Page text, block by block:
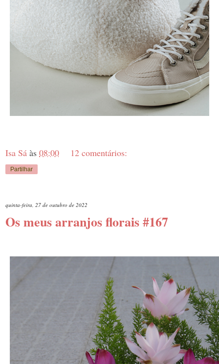
Isa Sá às 08:00 12 comentários:
Partilhar
quinta-feira, 27 de outubro de 2022
Os meus arranjos florais #167